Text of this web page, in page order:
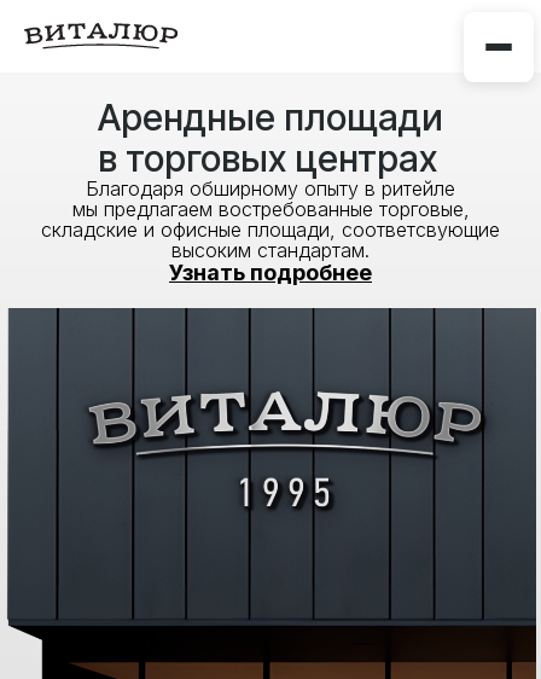
Арендные площади
в торговых центрах
Благодаря обширному опыту в ритейле
мы предлагаем востребованные торговые,
складские и офисные площади, соответсвующие
высоким стандартам.
Узнать подробнее